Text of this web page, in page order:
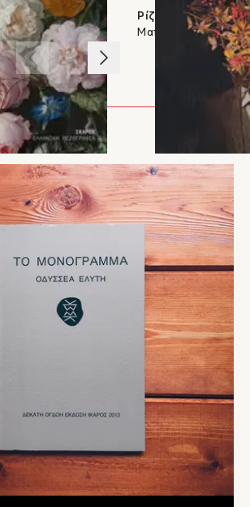
μια δύσκολη μέρα."
Andriotakis.com
ιστορία ενηλικίωσης ενός… ενήλικου άντρα,
μορφή που είναι τόσο σπάνια στα
με χιούμορ και τρυφερότητα την
της φιλίας, της συντροφικότητας και των
μια έξοχη σε ποιότητα έκδοση, με
ένα εξαιρετικά ελκυστικό εξώφυλλο..."
Ville
το λεπτό χιούμορ που εναλλάσσεται με την
από τον κρυμμένο στα
θυμωμένο άνδρα. Η διεισδυτικότητα
που δείχνει να έχει άριστη γνώση της
Διακαντώνη, Mommy Jammi
συναίσθημα που προκαλεί στον αναγνώστη
πικρό παρά γλυκό, αλλά είναι τόσο
μια ιστορία που στο τέλος της ημέρας
πραγματικά..."
Dreamers & Co.
πλάκα
Ρίζες
Ματίνα Αποστόλου
1/3